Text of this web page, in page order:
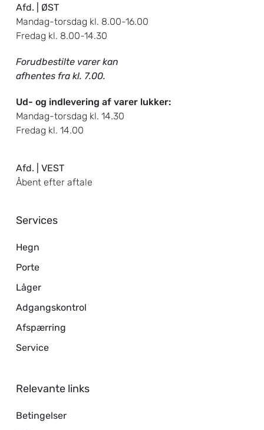
Afd. | ØST
Mandag-torsdag kl. 8.00-16.00
Fredag kl. 8.00-14.30
Forudbestilte varer kan
afhentes fra kl. 7.00.
Ud- og indlevering af varer lukker:
Mandag-torsdag kl. 14.30
Fredag kl. 14.00
Afd. | VEST
Åbent efter aftale
Services
Hegn
Porte
Låger
Adgangskontrol
Afspærring
Service
Relevante links
Betingelser